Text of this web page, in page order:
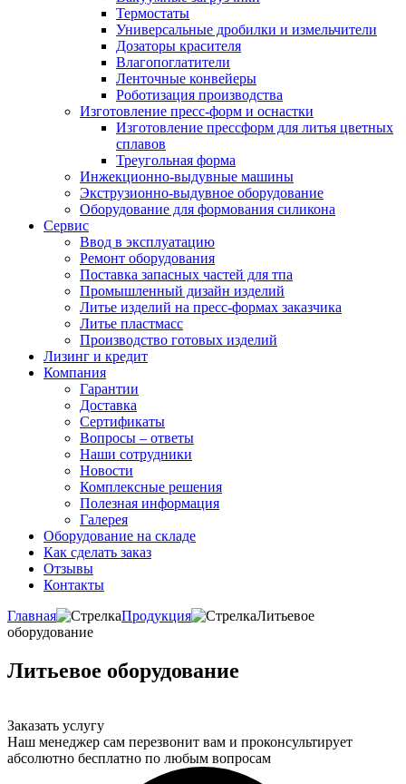
Термостаты
Универсальные дробилки и измельчители
Дозаторы красителя
Влагопоглатители
Ленточные конвейеры
Роботизация производства
Изготовление пресс-форм и оснастки
Изготовление прессформ для литья цветных
сплавов
Треугольная форма
Инжекционно-выдувные машины
Экструзионно-выдувное оборудование
Оборудование для формования силикона
Сервис
Ввод в эксплуатацию
Ремонт оборудования
Поставка запасных частей для тпа
Промышленный дизайн изделий
Литье изделий на пресс-формах заказчика
Литье пластмасс
Производство готовых изделий
Лизинг и кредит
Компания
Гарантии
Доставка
Сертификаты
Вопросы – ответы
Наши сотрудники
Новости
Комплексные решения
Полезная информация
Галерея
Оборудование на складе
Как сделать заказ
Отзывы
Контакты
Главная
Продукция
Литьевое
оборудование
Литьевое оборудование
Заказать услугу
Наш менеджер сам перезвонит вам и проконсультирует
абсолютно бесплатно по любым вопросам